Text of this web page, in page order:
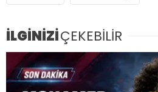
İLGİNİZİÇEKEBİLİR